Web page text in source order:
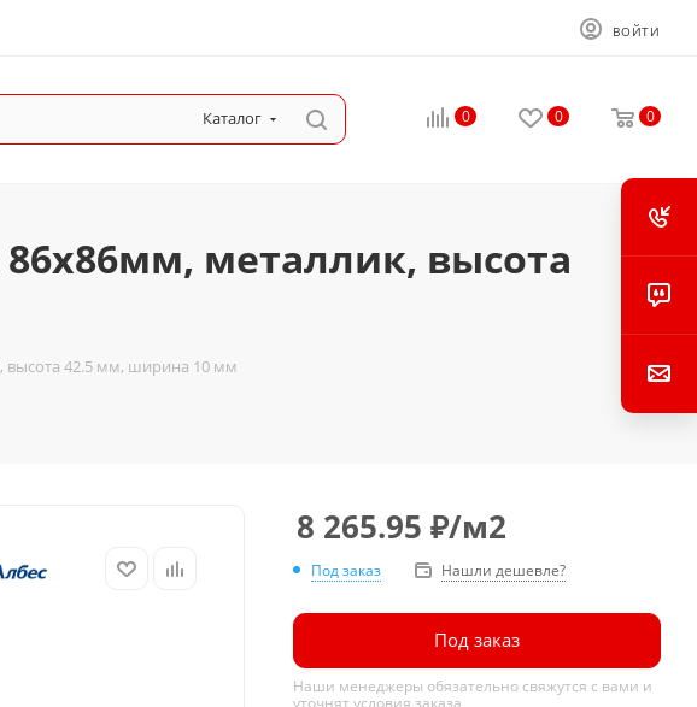
ВОЙТИ
Каталог 0 0 0
металлик, высота
высота 42.5 мм, ширина 10 мм
8 265.95 ₽/м2
Под заказ Нашли дешевле?
Под заказ
Наши менеджеры обязательно свяжутся с вами и
уточнят условия заказа